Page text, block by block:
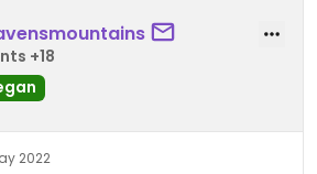
+18
2022